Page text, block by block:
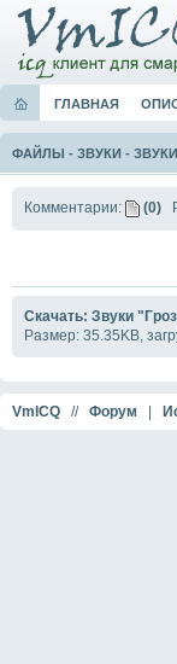
ГЛАВНАЯ
ФАЙЛЫ - ЗВУКИ -
Комментарии: (0)
Скачать: Звуки
Размер: 35.35KB,
VmICQ // Форум